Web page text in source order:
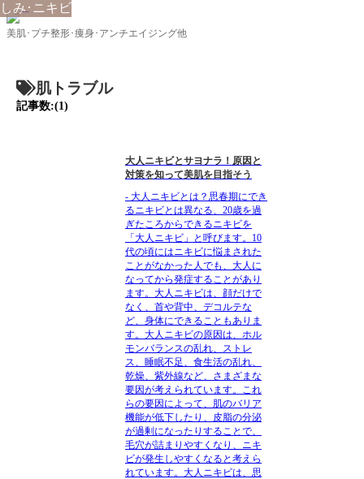
美肌･プチ整形･痩身･アンチエイジング他
肌トラブル
記事数:(1)
しみ･ニキビ
大人ニキビとサヨナラ！原因と
対策を知って美肌を目指そう
- 大人ニキビとは？思春期にでき
るニキビとは異なる、20歳を過
ぎたころからできるニキビを
「大人ニキビ」と呼びます。10
代の頃にはニキビに悩まされた
ことがなかった人でも、大人に
なってから発症することがあり
ます。大人ニキビは、顔だけで
なく、首や背中、デコルテな
ど、身体にできることもありま
す。大人ニキビの原因は、ホル
モンバランスの乱れ、ストレ
ス、睡眠不足、食生活の乱れ、
乾燥、紫外線など、さまざまな
要因が考えられています。これ
らの要因によって、肌のバリア
機能が低下したり、皮脂の分泌
が過剰になったりすることで、
毛穴が詰まりやすくなり、ニキ
ビが発生しやすくなると考えら
れています。大人ニキビは、思